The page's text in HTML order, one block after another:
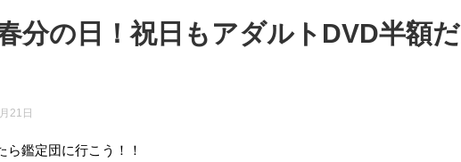
分の日！祝日もアダルトDVD半額だ
21日
ら鑑定団に行こう！！